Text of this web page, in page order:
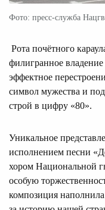
Фото: пресс-служба
Рота почётного
филигранное
эффектное
символ мужества и
строй в цифру «80».
Уникальное
исполнением песни
хором Национальной
особую
композиция